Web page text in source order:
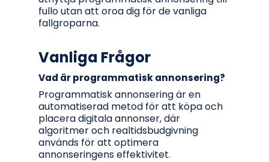
fullo utan att oroa dig för de vanliga
fallgroparna.
Vanliga Frågor
Vad är programmatisk annonsering?
Programmatisk annonsering är en
automatiserad metod för att köpa och
placera digitala annonser, där
algoritmer och realtidsbudgivning
används för att optimera
annonseringens effektivitet.